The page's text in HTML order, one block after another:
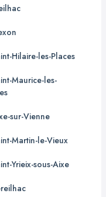
Hilaire-les-Places
Maurice-les-
sur-Vienne
Martin-le-Vieux
Yrieix-sous-Aixe